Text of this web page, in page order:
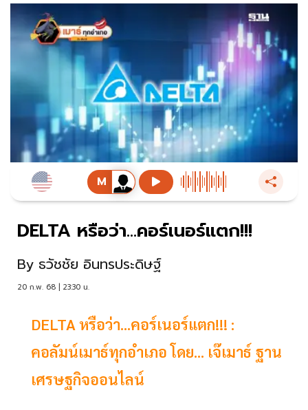
DELTA หรือว่า...คอร์เนอร์แตก!!!
By ธวัชชัย อินทรประดิษฐ์
20 ก.พ. 68 | 23:30 น.
DELTA หรือว่า...คอร์เนอร์แตก!!! :
คอลัมน์เมาธ์ทุกอำเภอ โดย... เจ๊เมาธ์ ฐาน
เศรษฐกิจออนไลน์